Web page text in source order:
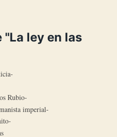
ley en las
Rubio-
imperial-